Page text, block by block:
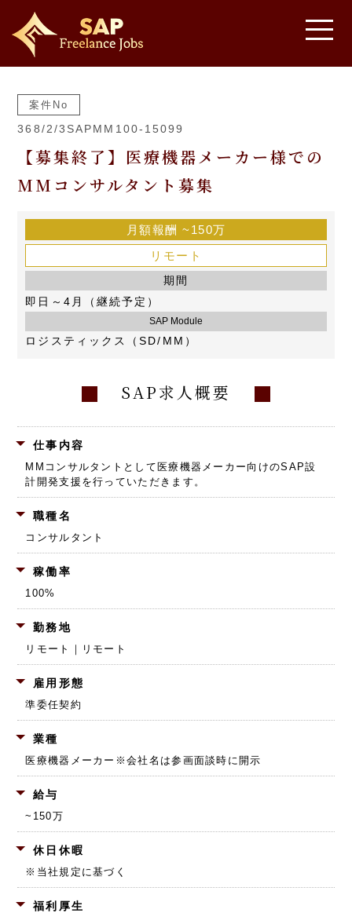
案件No
368/2/3SAPMM100-15099
【募集終了】医療機器メーカー様での
MMコンサルタント募集
月額報酬 ~150万
リモート
期間
即日～4月（継続予定）
SAP Module
ロジスティックス（SD/MM）
SAP求人概要
仕事内容
MMコンサルタントとして医療機器メーカー向けのSAP設
計開発支援を行っていただきます。
職種名
コンサルタント
稼働率
100%
勤務地
リモート｜リモート
雇用形態
準委任契約
業種
医療機器メーカー ※会社名は参画面談時に開示
給与
~150万
休日休暇
※当社規定に基づく
福利厚生